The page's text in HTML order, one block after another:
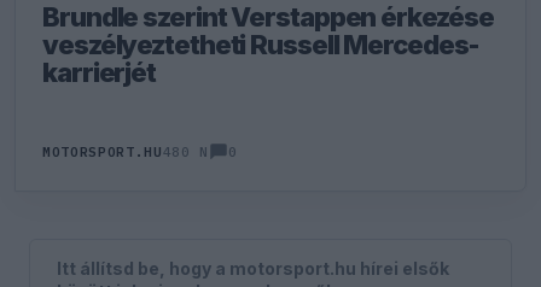
Brundle szerint Verstappen érkezése
veszélyeztetheti Russell Mercedes-
karrierjét
MOTORSPORT.HU480 N 0
Itt állítsd be, hogy a motorsport.hu hírei elsők